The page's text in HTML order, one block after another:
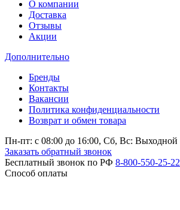
О компании
Доставка
Отзывы
Акции
Дополнительно
Бренды
Контакты
Вакансии
Политика конфиденциальности
Возврат и обмен товара
Пн-пт: c 08:00 до 16:00, Сб, Вс: Выходной
Заказать обратный звонок
Бесплатный звонок по РФ 8-800-550-25-22
Способ оплаты